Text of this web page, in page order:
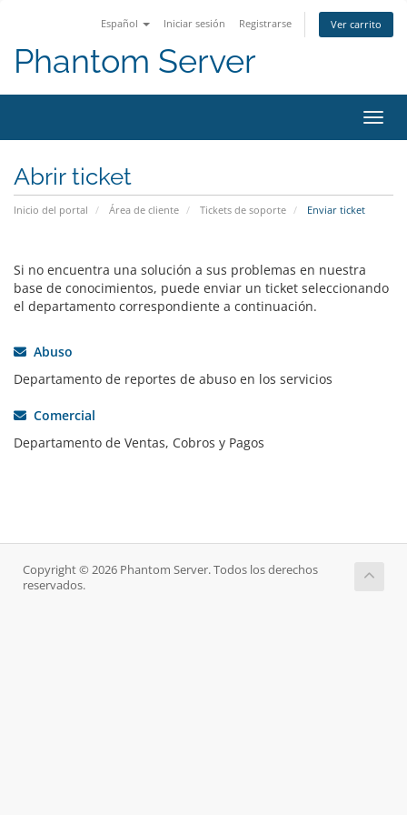
Español Iniciar sesión Registrarse Ver carrito
Phantom Server
Abrir ticket
Inicio del portal Área de cliente Tickets de soporte Enviar ticket
Si no encuentra una solución a sus problemas en nuestra
base de conocimientos, puede enviar un ticket seleccionando
el departamento correspondiente a continuación.
Abuso
Departamento de reportes de abuso en los servicios
Comercial
Departamento de Ventas, Cobros y Pagos
Copyright © 2026 Phantom Server. Todos los derechos
reservados.